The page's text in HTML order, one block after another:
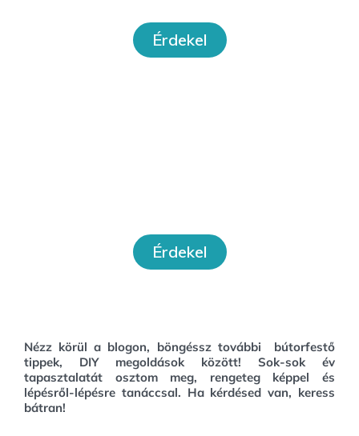
Érdekel
Érdekel
Nézz körül a blogon, böngéssz további bútorfestő
tippek, DIY megoldások között! Sok-sok év
tapasztalatát osztom meg, rengeteg képpel és
lépésről-lépésre tanáccsal. Ha kérdésed van, keress
bátran!